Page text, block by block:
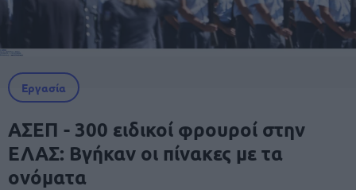
Εργασία
ΑΣΕΠ - 300 ειδικοί φρουροί στην
ΕΛΑΣ: Βγήκαν οι πίνακες με τα
ονόματα